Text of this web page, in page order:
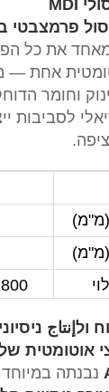
פרמצבטי
את כל
אחת —
וחומר
1200-
מירבי
חוזר
נבנתה